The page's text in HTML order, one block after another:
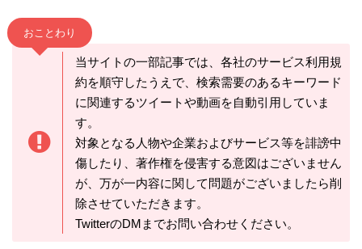
おことわり
当サイトの一部記事では、各社のサービス利用規
約を順守したうえで、検索需要のあるキーワード
に関連するツイートや動画を自動引用していま
す。
対象となる人物や企業およびサービス等を誹謗中
傷したり、著作権を侵害する意図はございません
が、万が一内容に関して問題がございましたら削
除させていただきます。
TwitterのDMまでお問い合わせください。